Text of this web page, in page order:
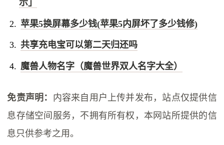
示」
苹果5换屏幕多少钱(苹果5内屏坏了多少钱修)
共享充电宝可以第二天归还吗
魔兽人物名字（魔兽世界双人名字大全）
免责声明： 内容来自用户上传并发布，站点仅提供信
息存储空间服务，不拥有所有权，本网站所提供的信
息只供参考之用。